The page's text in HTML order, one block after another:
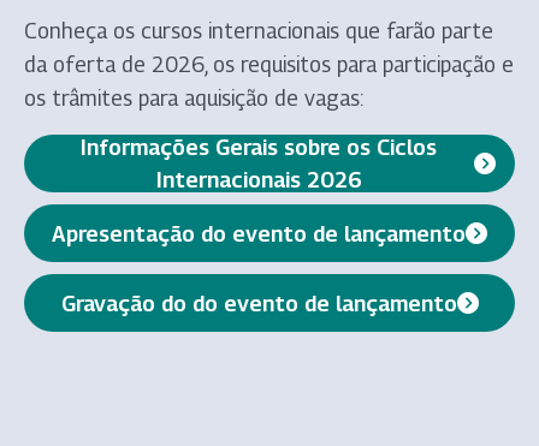
Conheça os cursos internacionais que farão parte
da oferta de 2026, os requisitos para participação e
os trâmites para aquisição de vagas:
Informações Gerais sobre os Ciclos
Internacionais 2026
(abre em nova aba)
Apresentação do evento de lançamento
(abre em nova aba)
Gravação do do evento de lançamento
(abre em nova aba)